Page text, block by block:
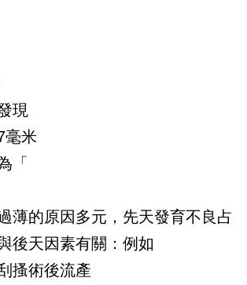
現
毫米
「
薄的原因多元，先天發育不良占
後天因素有關：例如
搔術後流產